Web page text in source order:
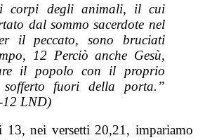
corpi degli animali, il cui
dal sommo sacerdote nel
il peccato, sono bruciati
12 Perciò anche Gesù,
il popolo con il proprio
sofferto fuori della porta.”
12 LND)
13, nei versetti 20,21, impariamo